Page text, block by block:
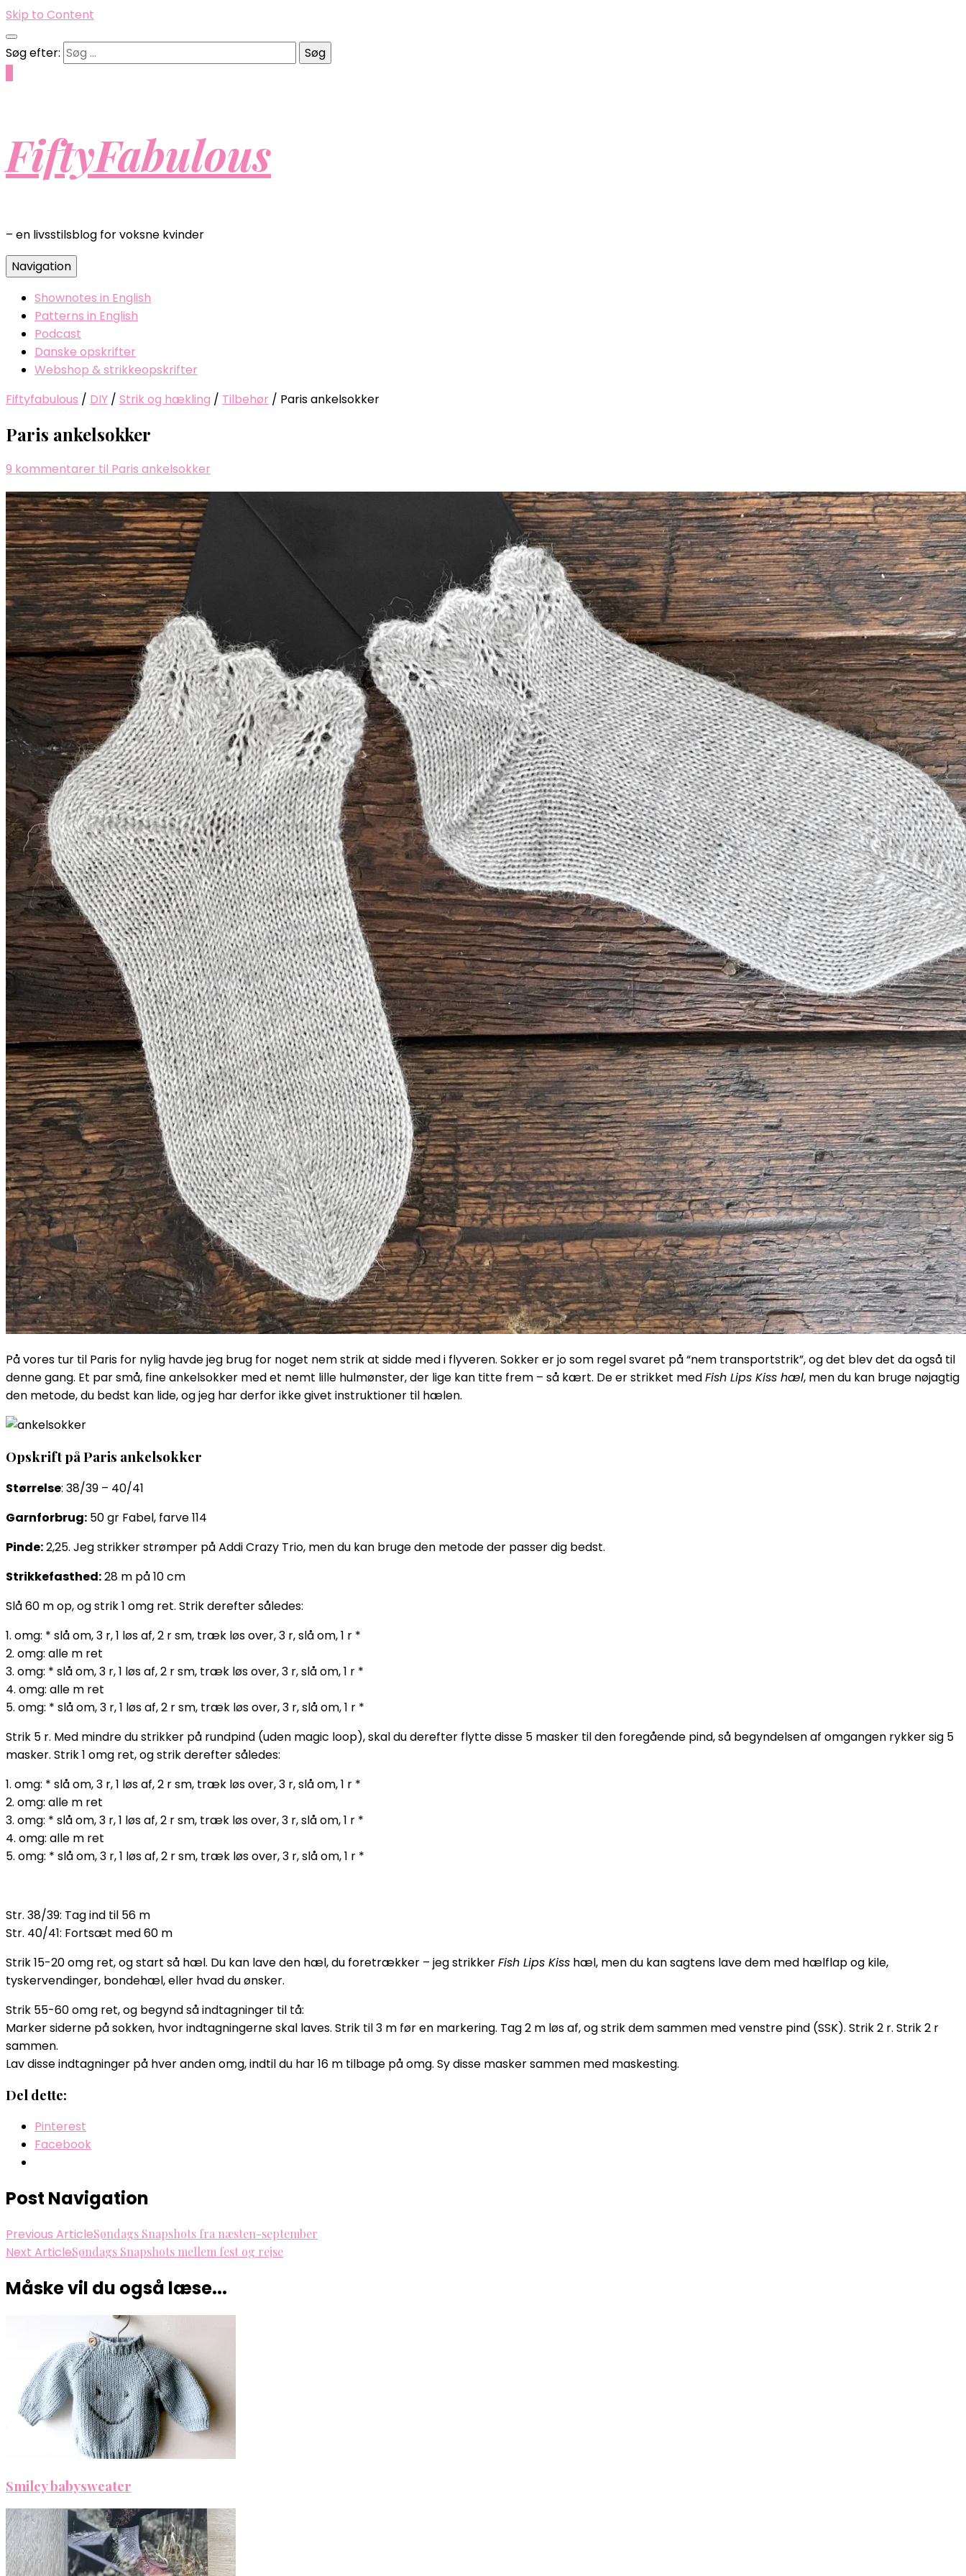
Skip to Content
Søg efter:
FiftyFabulous
– en livsstilsblog for voksne kvinder
Navigation
Shownotes in English
Patterns in English
Podcast
Danske opskrifter
Webshop & strikkeopskrifter
Fiftyfabulous / DIY / Strik og hækling / Tilbehør / Paris ankelsokker
Paris ankelsokker
9 kommentarer til Paris ankelsokker
På vores tur til Paris for nylig havde jeg brug for noget nem strik at sidde med i flyveren. Sokker er jo som regel svaret på “nem transportstrik”, og det blev det da også til
denne gang. Et par små, fine ankelsokker med et nemt lille hulmønster, der lige kan titte frem – så kært. De er strikket medFish Lips Kiss hæl, men du kan bruge nøjagtig
den metode, du bedst kan lide, og jeg har derfor ikke givet instruktioner til hælen.
Opskrift på Paris ankelsokker
Størrelse: 38/39 – 40/41
Garnforbrug: 50 gr Fabel, farve 114
Pinde:2,25. Jeg strikker strømper på Addi Crazy Trio, men du kan bruge den metode der passer dig bedst.
Strikkefasthed:28 m på 10 cm
Slå 60 m op, og strik 1 omg ret. Strik derefter således:
1. omg: * slå om, 3 r, 1 løs af, 2 r sm, træk løs over, 3 r, slå om, 1 r *
2. omg: alle m ret
3. omg: * slå om, 3 r, 1 løs af, 2 r sm, træk løs over, 3 r, slå om, 1 r *
4. omg: alle m ret
5. omg: * slå om, 3 r, 1 løs af, 2 r sm, træk løs over, 3 r, slå om, 1 r *
Strik 5 r. Med mindre du strikker på rundpind (uden magic loop), skal du derefter flytte disse 5 masker til den foregående pind, så begyndelsen af omgangen rykker sig 5
masker. Strik 1 omg ret, og strik derefter således:
1. omg: * slå om, 3 r, 1 løs af, 2 r sm, træk løs over, 3 r, slå om, 1 r *
2. omg: alle m ret
3. omg: * slå om, 3 r, 1 løs af, 2 r sm, træk løs over, 3 r, slå om, 1 r *
4. omg: alle m ret
5. omg: * slå om, 3 r, 1 løs af, 2 r sm, træk løs over, 3 r, slå om, 1 r *
Str. 38/39: Tag ind til 56 m
Str. 40/41: Fortsæt med 60 m
Strik 15-20 omg ret, og start så hæl. Du kan lave den hæl, du foretrækker – jeg strikkerFish Lips Kiss hæl, men du kan sagtens lave dem med hælflap og kile,
tyskervendinger, bondehæl, eller hvad du ønsker.
Strik 55-60 omg ret, og begynd så indtagninger til tå:
Marker siderne på sokken, hvor indtagningerne skal laves. Strik til 3 m før en markering. Tag 2 m løs af, og strik dem sammen med venstre pind (SSK). Strik 2 r. Strik 2 r
sammen.
Lav disse indtagninger på hver anden omg, indtil du har 16 m tilbage på omg. Sy disse masker sammen med maskesting.
Del dette:
Pinterest
Facebook
Post Navigation
Previous ArticleSøndags Snapshots fra næsten-september
Next ArticleSøndags Snapshots mellem fest og rejse
Måske vil du også læse...
Smiley babysweater